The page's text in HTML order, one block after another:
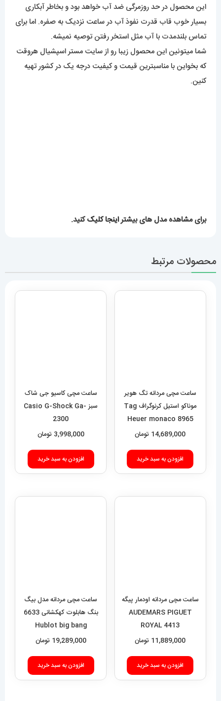
این محصول در حد روزمرگی ضد آب خواهد بود و بخاطر آبکاری
بسیار خوب قاب قدرت نفوذ آب در ساعت نزدیک به صفره. اما برای
تماس بلندمدت با آب مثل استخر رفتن توصیه نمیشه.
شما میتونین این محصول زیبا رو از سایت مستر اسپشیال هروقت
که بخواین با مناسبترین قیمت و کیفیت درجه یک در کشور تهیه
کنین.
برای مشاهده مدل های بیشتراینجا کلیککنید.
محصولات مرتبط
ساعت مچی مردانه تگ هویر
موناکو استیل کرنوگراف Tag
Heuer monaco 8965
14,689,000 تومان
افزودن به سبد خرید
ساعت مچی کاسیو جی شاک
سبز Casio G-Shock Ga-
2300
3,998,000 تومان
افزودن به سبد خرید
ساعت مچی مردانه اودمار پیگه
AUDEMARS PIGUET
ROYAL 4413
11,889,000 تومان
افزودن به سبد خرید
ساعت مچی مردانه مدل بیگ
بنگ هابلوت کهکشانی 6633
Hublot big bang
19,289,000 تومان
افزودن به سبد خرید